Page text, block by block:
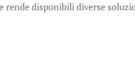
rende disponibili diverse